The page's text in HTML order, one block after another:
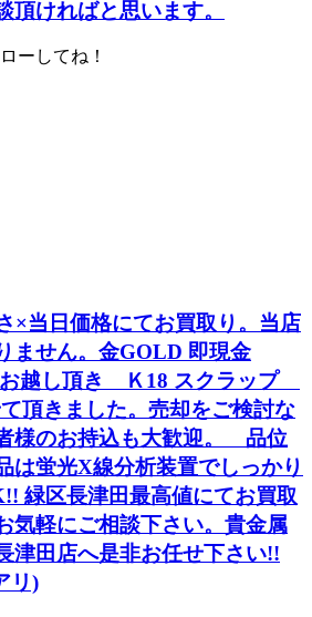
頂ければと思います。
ーしてね！
×当日価格にてお買取り。当店
ません。金GOLD 即現金
越し頂き Ｋ18 スクラップ
頂きました。売却をご検討な
様のお持込も大歓迎。 品位
は蛍光X線分析装置でしっかり
緑区長津田最高値にてお買取
気軽にご相談下さい。貴金属
津田店へ是非お任せ下さい!!
リ)